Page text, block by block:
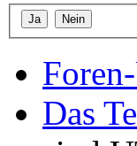
Das